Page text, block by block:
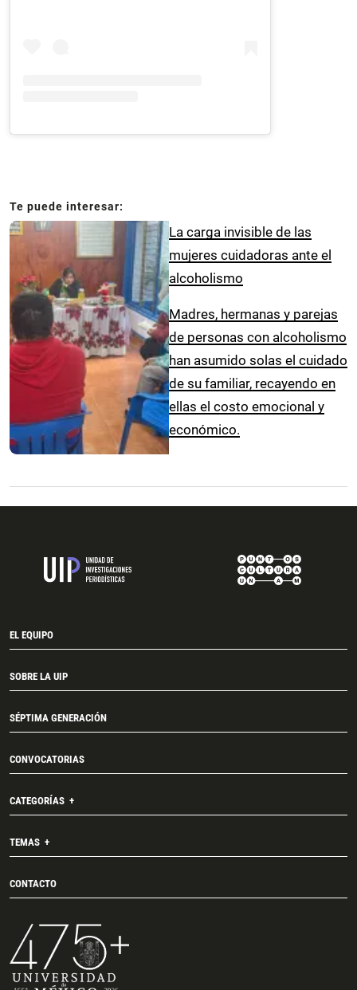
La carga invisible de las
mujeres cuidadoras ante el
alcoholismo
Madres, hermanas y parejas
de personas con alcoholismo
han asumido solas el cuidado
de su familiar, recayendo en
ellas el costo emocional y
económico.
EL EQUIPO
SOBRE LA UIP
SÉPTIMA GENERACIÓN
CONVOCATORIAS
CATEGORÍAS
TEMAS
CONTACTO